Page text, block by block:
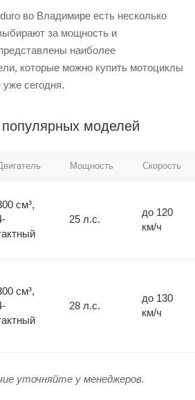
во Владимире есть несколько
за мощность и
наиболее
которые можно купить мотоциклы
сегодня.
популярных моделей
Мощность Скорость
см³,
25 л.с.
до 120
км/ч
см³,
28 л.с.
до 130
км/ч
уточняйте у менеджеров.